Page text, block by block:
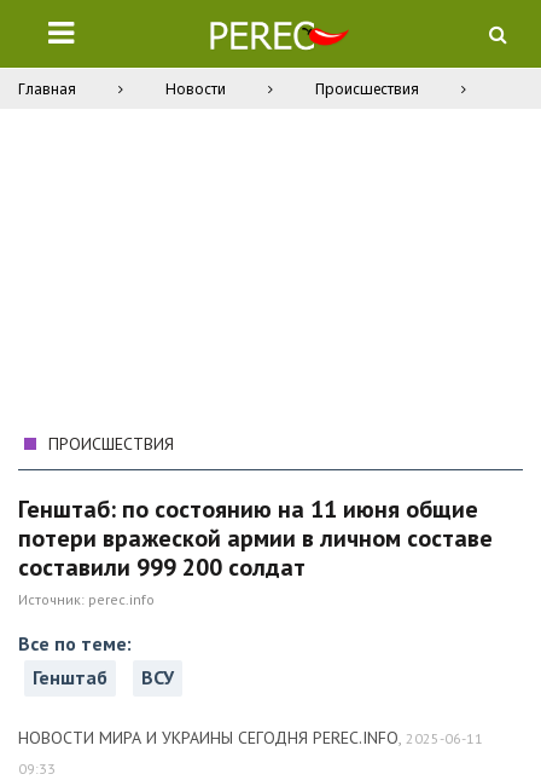
Главная Новости Происшествия
ПРОИСШЕСТВИЯ
Генштаб: по состоянию на 11 июня общие
потери вражеской армии в личном составе
составили 999 200 солдат
Источник: perec.info
Все по теме:
Генштаб
ВСУ
НОВОСТИ МИРА И УКРАИНЫ СЕГОДНЯ PEREC.INFO, 2025-06-11
09:33